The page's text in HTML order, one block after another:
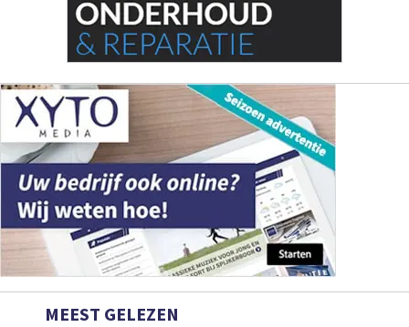
MEEST GELEZEN